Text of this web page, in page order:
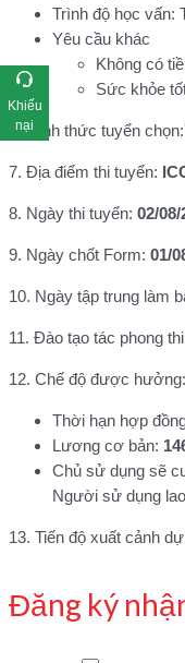
Trình độ học vấn:
Yêu cầu khác
Không có
Sức khỏe
6. Hình thức tuyển
7. Địa điểm thi tuyển:
8. Ngày thi tuyển: 02/08/
9. Ngày chốt Form: 01/
10. Ngày tập trung làm
11. Đào tạo tác phong
12. Chế độ được hưởng:
Thời hạn hợp
Lương cơ bản:
Chủ sử dụng sẽ
Người sử dụng
13. Tiến độ xuất cảnh
Đăng ký
Khiếu
nại